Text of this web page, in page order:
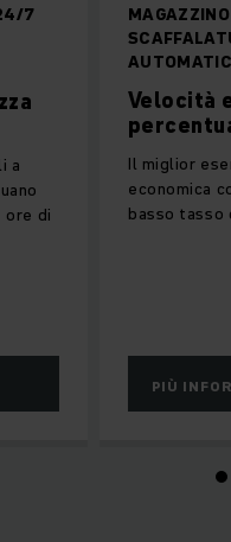
Velocità
Il miglior
economica
basso tasso
PIÙ
7
a
ore di